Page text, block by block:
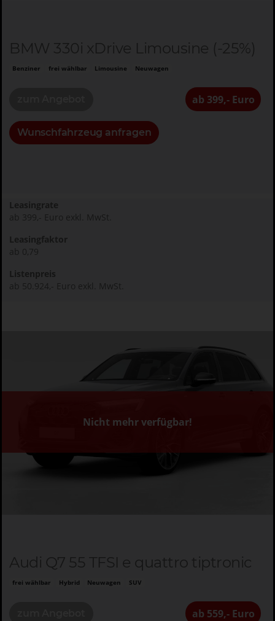
BMW 330i xDrive Limousine (-25%)
Benziner frei wählbar Limousine Neuwagen
ab 399,- Euro
Wunschfahrzeug anfragen
Leasingrate
ab 399,- Euro exkl. MwSt.
Leasingfaktor
ab 0,79
Listenpreis
ab 50.924,- Euro exkl. MwSt.
Nicht mehr verfügbar!
Audi Q7 55 TFSI e quattro tiptronic
frei wählbar Hybrid Neuwagen SUV
ab 559,- Euro